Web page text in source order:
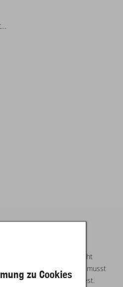
Short sleeve r-neck cotton
bis kurz:
Sonnenstrahlen und leicht
kann beginnen. Hier musst
Shirt du anziehen möchtest.
zu Cookies